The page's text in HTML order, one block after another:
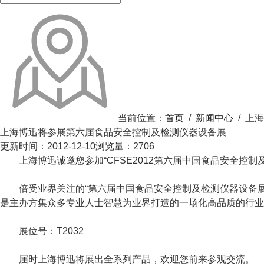
当前位置： 首页 / 新闻中心 /
上
上海博迅将参展第六届食品安全控制及检测仪器设备展
更新时间：2012-12-10浏览量：2706
上海博迅诚邀您参加“CFSE2012第六届中国食品安全控制
倍受业界关注的“第六届中国食品安全控制及检测仪器设备
是主办方集众多专业人士智慧为业界打造的一场化高品质的行
展位号：T2032
届时上海博迅将展出全系列产品，欢迎您前来参观交流。